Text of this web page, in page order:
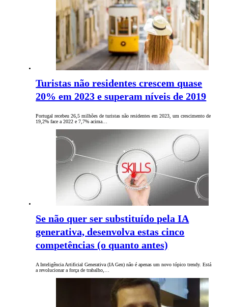
Turistas não residentes crescem quase
20% em 2023 e superam níveis de 2019
Portugal recebeu 26,5 milhões de turistas não residentes em 2023, um crescimento de
19,2% face a 2022 e 7,7% acima…
Se não quer ser substituído pela IA
generativa, desenvolva estas cinco
competências (o quanto antes)
A Inteligência Artificial Generativa (IA Gen) não é apenas um novo tópico trendy. Está
a revolucionar a força de trabalho,…